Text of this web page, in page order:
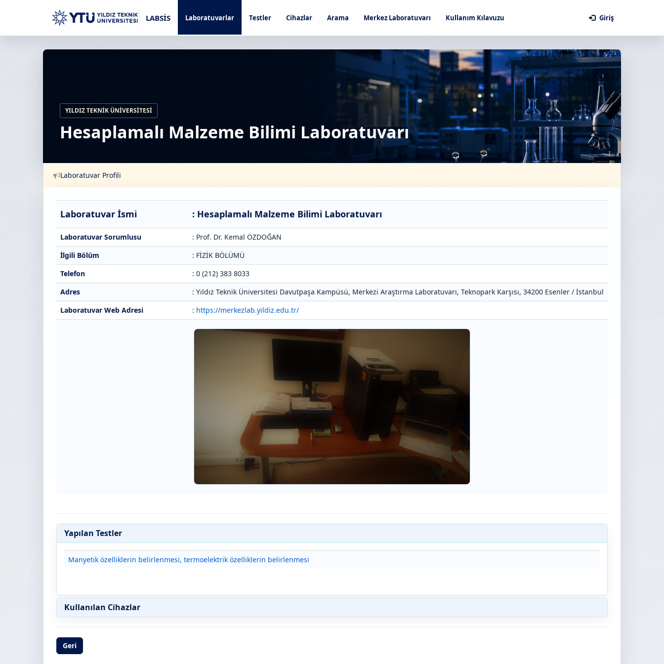
LABSİS Laboratuvarlar Testler Cihazlar Arama Merkez Laboratuvarı Kullanım Kılavuzu Giriş
YILDIZ TEKNIK ÜNIVERSITESI
Hesaplamalı Malzeme Bilimi Laboratuvarı
Laboratuvar Profili
Laboratuvar İsmi : Hesaplamalı Malzeme Bilimi Laboratuvarı
Laboratuvar Sorumlusu
: Prof. Dr. Kemal ÖZDOĞAN
İlgili Bölüm
: FİZİK BÖLÜMÜ
Telefon
: 0 (212) 383 8033
Adres
: Yıldız Teknik Üniversitesi Davutpaşa Kampüsü, Merkezi Araştırma Laboratuvarı, Teknopark Karşısı, 34200 Esenler / İstanbul
Laboratuvar Web Adresi
: https://merkezlab.yildiz.edu.tr/
Yapılan Testler
Manyetik özelliklerin belirlenmesi, termoelektrik özelliklerin belirlenmesi
Kullanılan Cihazlar
Geri